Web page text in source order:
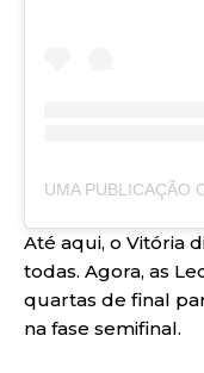
Até aqui, o Vitória
todas. Agora, as
quartas de final
na fase semifinal.